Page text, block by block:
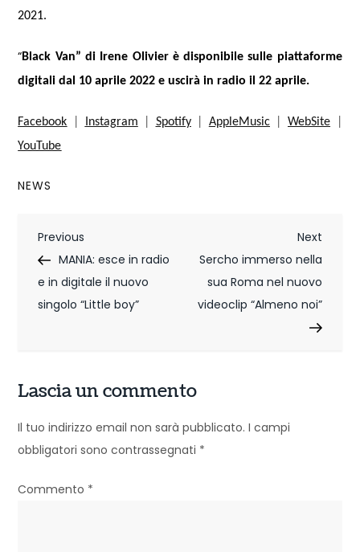
2021.
“Black Van” di Irene Olivier è disponibile sulle piattaforme
digitali dal 10 aprile 2022 e uscirà in radio il 22 aprile.
Facebook Instagram Spotify| AppleMusic|WebSite
YouTube
NEWS
N
a
v
a
z
i
o
Previous
Post
Previous
MANIA: esce in radio
e in digitale il nuovo
singolo “Little boy”
Next
Post
Next
Sercho immerso nella
sua Roma nel nuovo
videoclip “Almeno noi”
Lascia un commento
Il tuo indirizzo email non sarà pubblicato. I campi
obbligatori sono contrassegnati *
Commento *